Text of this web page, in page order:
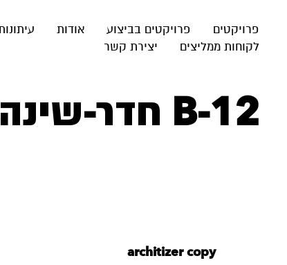
פרויקטים פרויקטים בביצוע אודות
לקוחות ממליצים
יצירת קשר
B-12 חדר-שינה-הורים-עם-יציאה-לגינה
architizer copy